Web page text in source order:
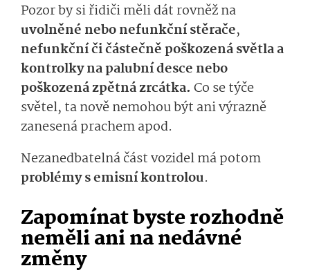
Pozor by si řidiči měli dát rovněž na
uvolněné nebo nefunkční stěrače,
nefunkční či částečně poškozená světla a
kontrolky na palubní desce nebo
poškozená zpětná zrcátka. Co se týče
světel, ta nově nemohou být ani výrazně
zanesená prachem apod.
Nezanedbatelná část vozidel má potom
problémy s emisní kontrolou.
Zapomínat byste rozhodně
neměli ani na nedávné
změny